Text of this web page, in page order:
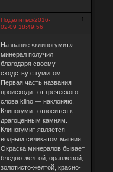
Поделиться 1
2016-
02-09 18:49:56
Название «клиногумит»
минерал получил
благодаря своему
сходству с гумитом.
Первая часть названия
происходит от греческого
слова klino — наклоняю.
Клиногумит относится к
драгоценным камням.
Клиногумит является
водным силикатом магния.
Окраска минералов бывает
бледно-желтой, оранжевой,
золотисто-желтой, красно-